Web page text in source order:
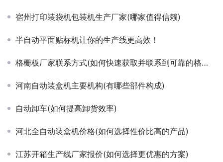
宿州打印装袋机包装机生产厂家(哪家值得信赖)
半自动平面贴标机让你的生产线更高效！
格栅板厂家联系方式(如何快速获取并联系到可靠的格栅板供应商)
河南自动装盒机主要机构(有哪些部件构成)
自动卸车(如何提高卸货效率)
河北全自动装盒机价格(如何选择性价比高的产品)
江苏开箱生产线厂家报价(如何选择更优惠的方案)